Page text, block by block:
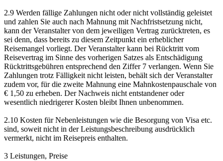
2.9 Werden fällige Zahlungen nicht oder nicht vollständig geleistet
und zahlen Sie auch nach Mahnung mit Nachfristsetzung nicht,
kann der Veranstalter von dem jeweiligen Vertrag zurücktreten, es
sei denn, dass bereits zu diesem Zeitpunkt ein erheblicher
Reisemangel vorliegt. Der Veranstalter kann bei Rücktritt vom
Reisevertrag im Sinne des vorherigen Satzes als Entschädigung
Rücktrittsgebühren entsprechend den Ziffer 7 verlangen. Wenn Sie
Zahlungen trotz Fälligkeit nicht leisten, behält sich der Veranstalter
zudem vor, für die zweite Mahnung eine Mahnkostenpauschale von
€ 1,50 zu erheben. Der Nachweis nicht entstandener oder
wesentlich niedrigerer Kosten bleibt Ihnen unbenommen.
2.10 Kosten für Nebenleistungen wie die Besorgung von Visa etc.
sind, soweit nicht in der Leistungsbeschreibung ausdrücklich
vermerkt, nicht im Reisepreis enthalten.
3 Leistungen, Preise